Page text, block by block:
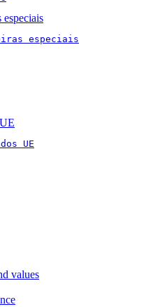
especiais
especiais
UE
values